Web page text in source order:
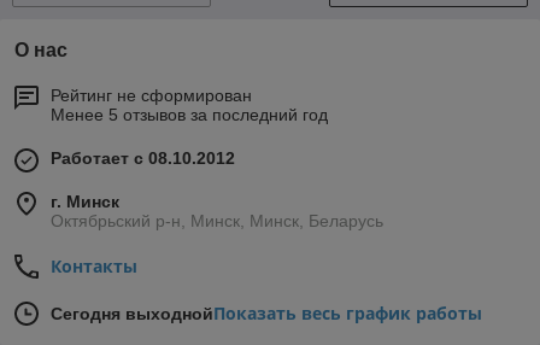
О нас
Рейтинг не сформирован
Менее 5 отзывов за последний год
Работает с 08.10.2012
г. Минск
Октябрьский р-н, Минск, Минск, Беларусь
Контакты
Сегодня выходнойПоказать весь график работы